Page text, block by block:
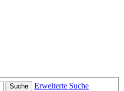
Suche
Erweiterte Suche